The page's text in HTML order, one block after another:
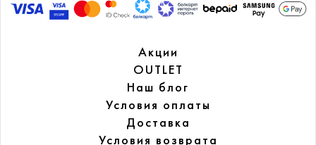
Акции
OUTLET
Наш блог
Условия оплаты
Доставка
Условия возврата